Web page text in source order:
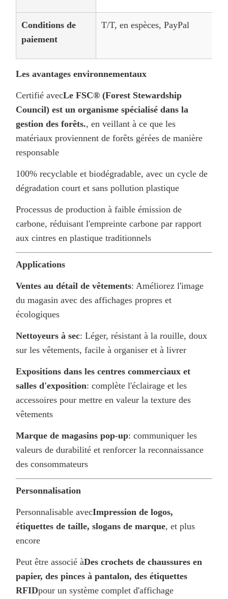
Conditions de
paiement
T/T, en espèces, PayPal
Les avantages environnementaux
Certifié avecLe FSC® (Forest Stewardship
Council) est un organisme spécialisé dans la
gestion des forêts., en veillant à ce que les
matériaux proviennent de forêts gérées de manière
responsable
100% recyclable et biodégradable, avec un cycle de
dégradation court et sans pollution plastique
Processus de production à faible émission de
carbone, réduisant l'empreinte carbone par rapport
aux cintres en plastique traditionnels
Applications
Ventes au détail de vêtements: Améliorez l'image
du magasin avec des affichages propres et
écologiques
Nettoyeurs à sec: Léger, résistant à la rouille, doux
sur les vêtements, facile à organiser et à livrer
Expositions dans les centres commerciaux et
salles d'exposition: complète l'éclairage et les
accessoires pour mettre en valeur la texture des
vêtements
Marque de magasins pop-up: communiquer les
valeurs de durabilité et renforcer la reconnaissance
des consommateurs
Personnalisation
Personnalisable avecImpression de logos,
étiquettes de taille, slogans de marque, et plus
encore
Peut être associé àDes crochets de chaussures en
papier, des pinces à pantalon, des étiquettes
RFIDpour un système complet d'affichage